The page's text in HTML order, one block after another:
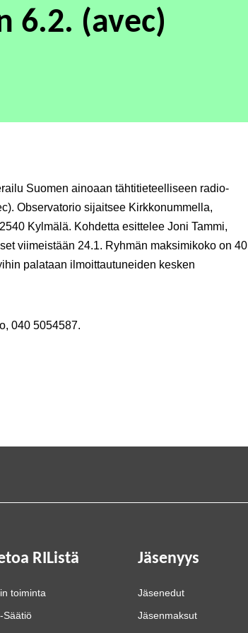
6.2. (avec)
Suomen ainoaan tähtitieteelliseen radio-
Observatorio sijaitsee Kirkkonummella,
Kylmälä. Kohdetta esittelee Joni Tammi,
viimeistään 24.1. Ryhmän maksimikoko on 40
palataan ilmoittautuneiden kesken
040 5054587.
RIListä
toiminta
Säätiö
Jäsenyys
Jäsenedut
Jäsenmaksut